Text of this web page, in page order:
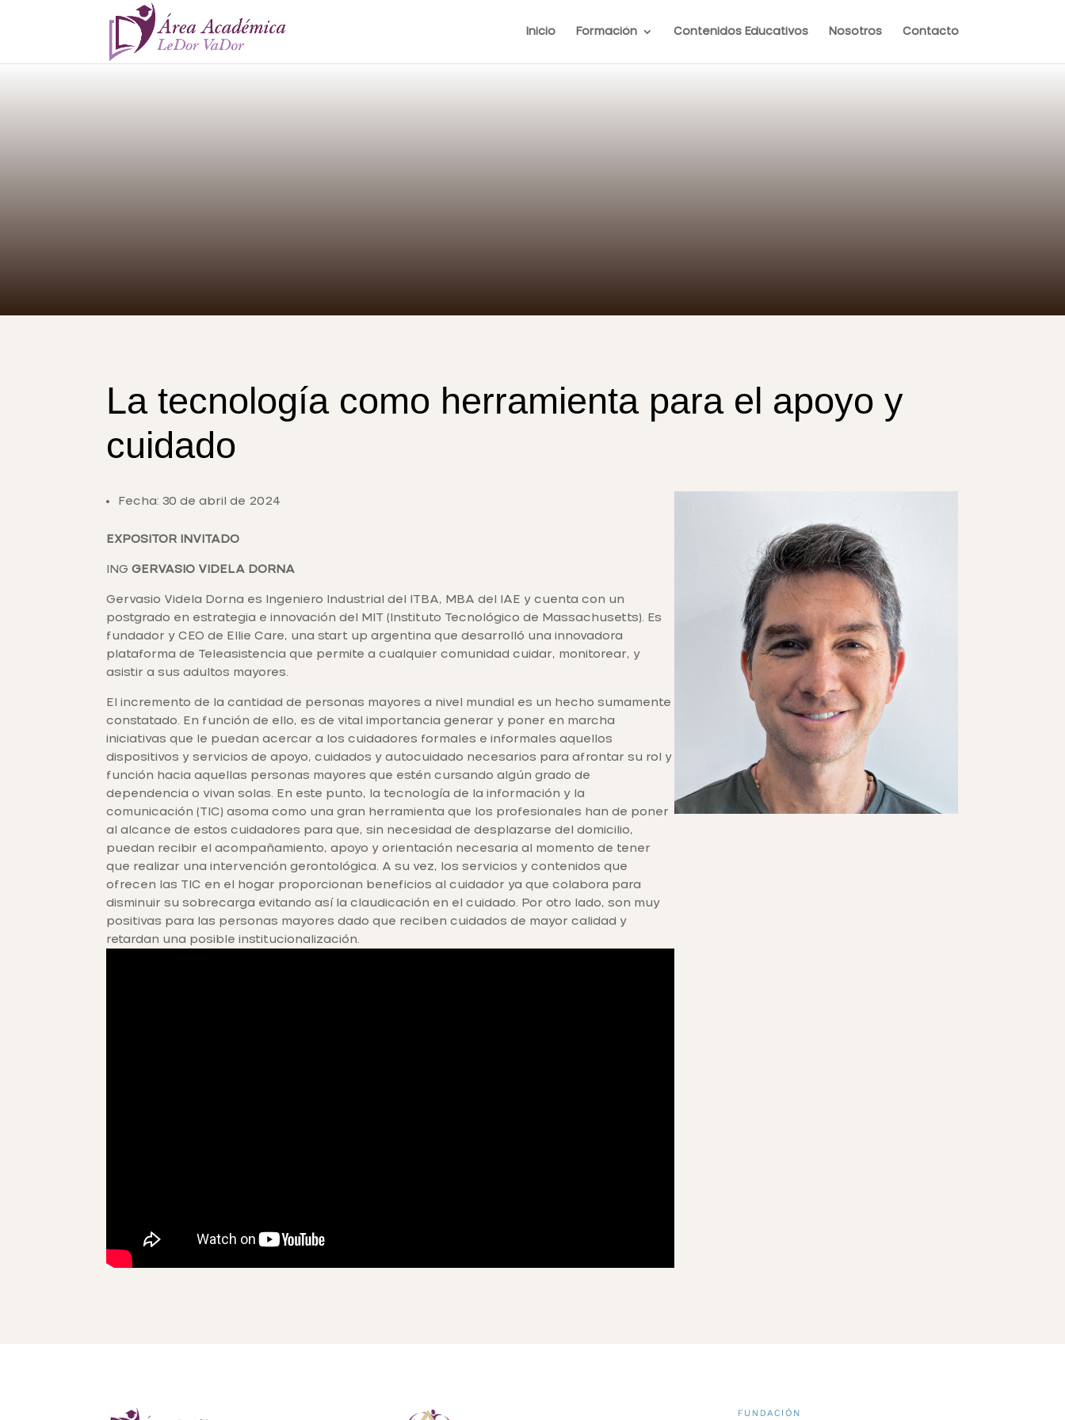
Inicio Formación Contenidos Educativos Nosotros Contacto
La tecnología como herramienta para el apoyo y
cuidado
Fecha: 30 de abril de 2024
EXPOSITOR INVITADO
INGGERVASIO VIDELA DORNA
Gervasio Videla Dorna es Ingeniero Industrial del ITBA, MBA del IAE y cuenta con un
postgrado en estrategia e innovación del MIT (Instituto Tecnológico de Massachusetts). Es
fundador y CEO de Ellie Care, una start up argentina que desarrolló una innovadora
plataforma de Teleasistencia que permite a cualquier comunidad cuidar, monitorear, y
asistir a sus adultos mayores.
El incremento de la cantidad de personas mayores a nivel mundial es un hecho sumamente
constatado. En función de ello, es de vital importancia generar y poner en marcha
iniciativas que le puedan acercar a los cuidadores formales e informales aquellos
dispositivos y servicios de apoyo, cuidados y autocuidado necesarios para afrontar su rol y
función hacia aquellas personas mayores que estén cursando algún grado de
dependencia o vivan solas. En este punto, la tecnología de la información y la
comunicación (TIC) asoma como una gran herramienta que los profesionales han de poner
al alcance de estos cuidadores para que, sin necesidad de desplazarse del domicilio,
puedan recibir el acompañamiento, apoyo y orientación necesaria al momento de tener
que realizar una intervención gerontológica. A su vez, los servicios y contenidos que
ofrecen las TIC en el hogar proporcionan beneficios al cuidador ya que colabora para
disminuir su sobrecarga evitando así la claudicación en el cuidado. Por otro lado, son muy
positivas para las personas mayores dado que reciben cuidados de mayor calidad y
retardan una posible institucionalización.